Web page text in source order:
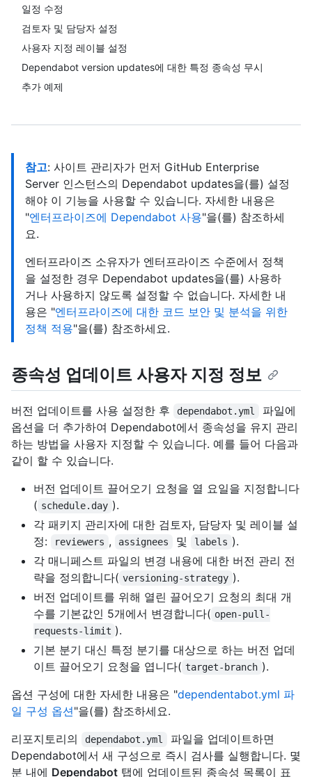
일정 수정
검토자 및 담당자 설정
사용자 지정 레이블 설정
Dependabot version updates에 대한 특정 종속성 무시
추가 예제
참고: 사이트 관리자가 먼저 GitHub Enterprise
Server 인스턴스의 Dependabot updates을(를) 설정
해야 이 기능을 사용할 수 있습니다. 자세한 내용은
"엔터프라이즈에 Dependabot 사용"을(를) 참조하세
요.
엔터프라이즈 소유자가 엔터프라이즈 수준에서 정책
을 설정한 경우 Dependabot updates을(를) 사용하
거나 사용하지 않도록 설정할 수 없습니다. 자세한 내
용은 "엔터프라이즈에 대한 코드 보안 및 분석을 위한
정책 적용"을(를) 참조하세요.
종속성 업데이트 사용자 지정 정보
버전 업데이트를 사용 설정한 후 dependabot.yml
파일에
옵션을 더 추가하여 Dependabot에서 종속성을 유지 관리
하는 방법을 사용자 지정할 수 있습니다. 예를 들어 다음과
같이 할 수 있습니다.
버전 업데이트 끌어오기 요청을 열 요일을 지정합니다
( schedule.day ).
각 패키지 관리자에 대한 검토자, 담당자 및 레이블 설
정:
reviewers , assignees 및 labels ).
각 매니페스트 파일의 변경 내용에 대한 버전 관리 전
략을 정의합니다( versioning-strategy ).
버전 업데이트를 위해 열린 끌어오기 요청의 최대 개
수를 기본값인 5개에서 변경합니다( open-pull-
requests-limit ).
기본 분기 대신 특정 분기를 대상으로 하는 버전 업데
이트 끌어오기 요청을 엽니다( target-branch ).
옵션 구성에 대한 자세한 내용은 "dependentabot.yml 파
일 구성 옵션"을(를) 참조하세요.
리포지토리의
dependabot.yml
파일을 업데이트하면
Dependabot에서 새 구성으로 즉시 검사를 실행합니다. 몇
분 내에 Dependabot 탭에 업데이트된 종속성 목록이 표